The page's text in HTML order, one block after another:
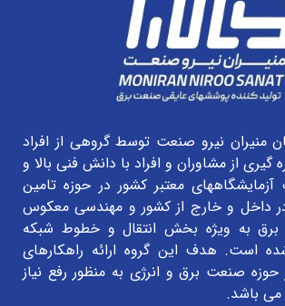
منیران نیرو صنعت توسط گروهی از افراد
از مشاوران و افراد با دانش فنی بالا و
معتبر کشور در حوزه تامین
داخل و خارج از کشور و مهندسی معکوس
به ویژه بخش انتقال و خطوط شبکه
است. هدف این گروه ارائه راهکارهای
صنعت برق و انرژی به منظور رفع نیاز
باشد.